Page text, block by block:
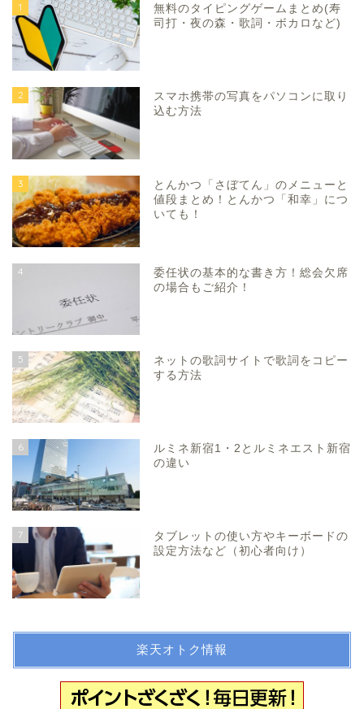
1
無料のタイピングゲームまとめ(寿
司打・夜の森・歌詞・ボカロなど)
2
スマホ携帯の写真をパソコンに取り
込む方法
3
とんかつ「さぼてん」のメニューと
値段まとめ！とんかつ「和幸」につ
いても！
4
委任状の基本的な書き方！総会欠席
の場合もご紹介！
5
ネットの歌詞サイトで歌詞をコピー
する方法
6
ルミネ新宿1・2とルミネエスト新宿
の違い
7
タブレットの使い方やキーボードの
設定方法など（初心者向け）
楽天オトク情報